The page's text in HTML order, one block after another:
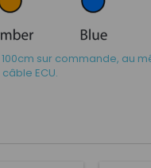
sur commande, au
ECU.